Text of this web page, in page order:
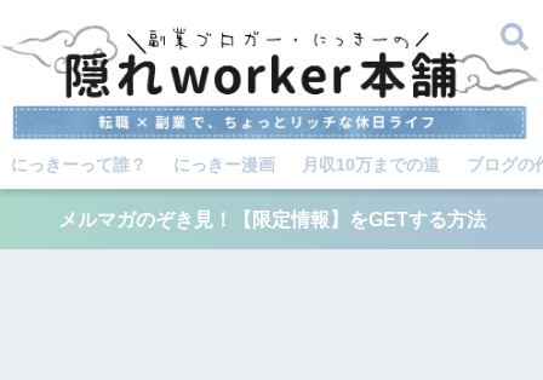
にっきーって誰？ にっきー漫画 月収10万までの道 ブログの
メルマガのぞき見！【限定情報】をGETする方法